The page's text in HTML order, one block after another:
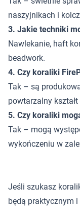
naszyjnikach i
3. Jakie techniki
Nawlekanie, haft
beadwork.
4. Czy koraliki
Tak – są
powtarzalny
5. Czy koraliki
Tak – mogą
wykończeniu w
Jeśli szukasz
będą praktycznym